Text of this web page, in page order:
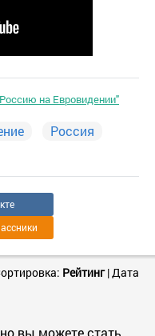
на Евровидении"
Россия
Рейтинг|Дата
вы можете стать